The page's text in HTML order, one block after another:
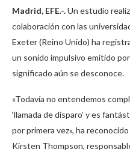
Madrid, EFE.-.Un estudio
colaboración con las
Exeter (Reino Unido) ha
un sonido impulsivo emitido
significado aún se desconoce.
«Todavía no entendemos
‘llamada de disparo’ y es
por primera vez», ha
Kirsten Thompson,